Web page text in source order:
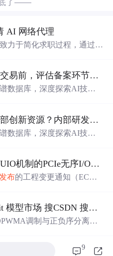
了——
AI 网络代理
力于简化求职过程，通过自
科技成果转化项目进场交易前，评估备案环节需要准备哪些材料？.docx
数据库，深度探索AI技术
推动科技创新与产业创新国央企如何系统识别外部创新资源？内部研发体系完善，但对外部高校、中小科技企业技术能力缺乏动态认知。.docx
数据库，深度探索AI技术
推动科技创新与产业创新【高速互连技术】基于UIO机制的PCIe无序I/O扩展：多路径架构下内存请求的高性能传输与排序控制方案设计
发布的工程变更通知（EC
统的限制。UIO基于Flit模
层包）类型和规则，允许
博客 下载 社区 AtomGit 模型市场 搜CSDN 搜索 AI 搜索 会员中心 创作中心 基于DPWMA调制与正负序分离的ANPC三电平并网逆变器前馈控制策略研究（Simulink仿真实现）
调制与正负序分离的
通过采用有源中点箝位（AN
9